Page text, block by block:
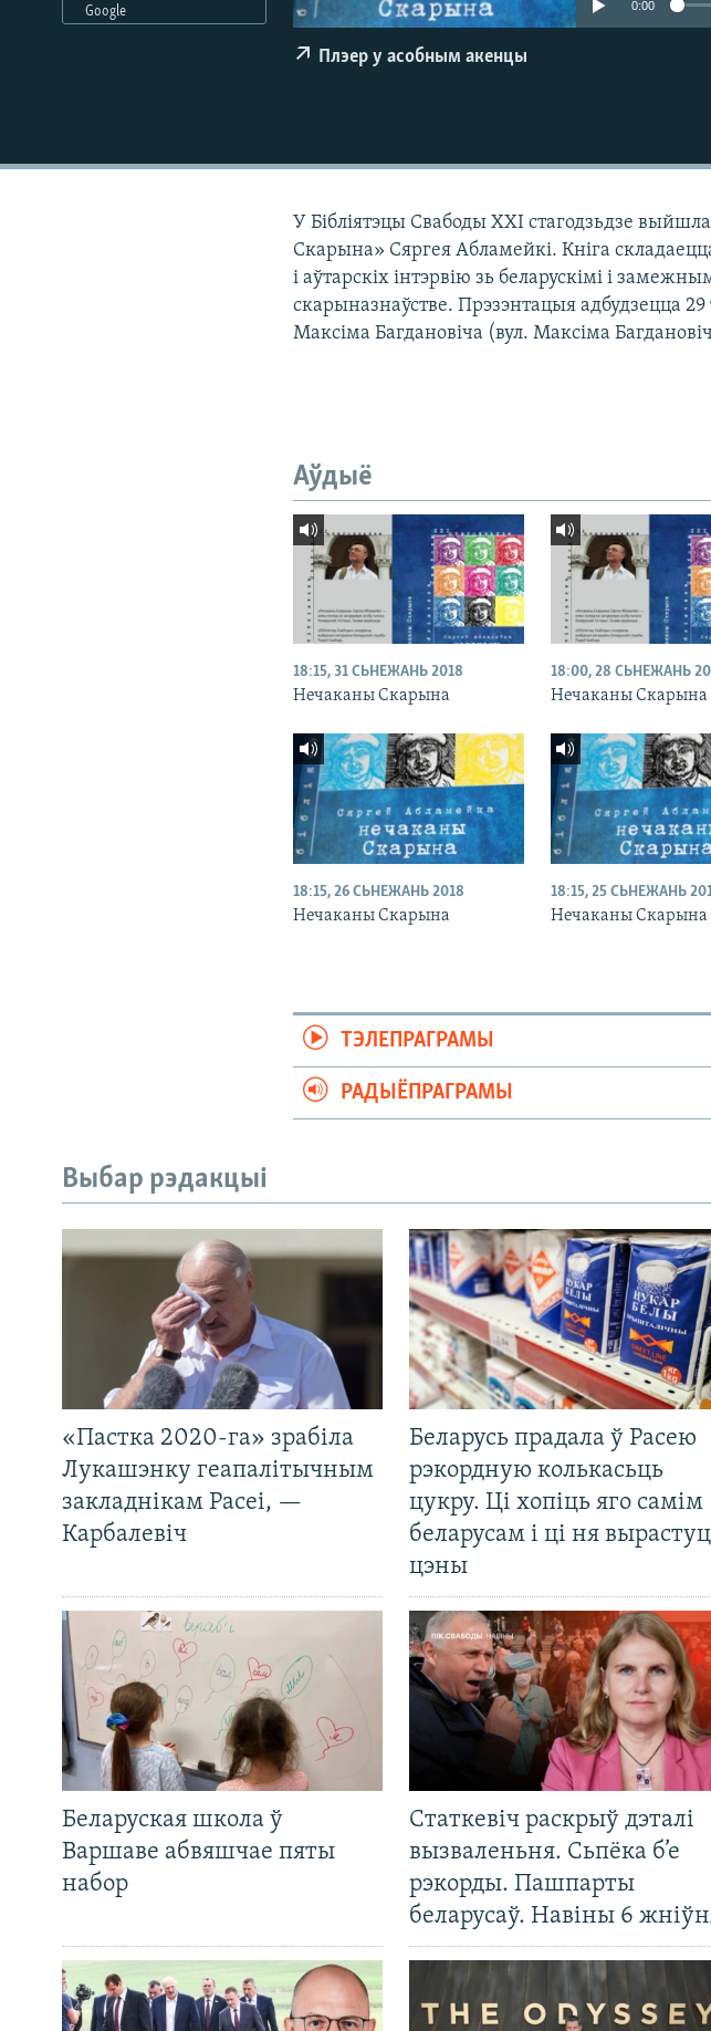
0:00
Плэер у асобным акенцы
Google
У Бібліятэцы Свабоды ХХІ стагодзьдзе
Скарына» Сяргея Абламейкі. Кніга
і аўтарскіх інтэрвію зь беларускімі і
скарыназнаўстве. Прэзэнтацыя адбудзецца
Максіма Багдановіча (вул. Максіма
Аўдыё
18:15, 31 СЬНЕЖАНЬ 2018
Нечаканы Скарына
18:00, 28 СЬНЕЖАНЬ
Нечаканы Скарына
18:15, 26 СЬНЕЖАНЬ 2018
Нечаканы Скарына
18:15, 25 СЬНЕЖАНЬ
Нечаканы Скарына
ТЭЛЕПРАГРАМЫ
РАДЫЁПРАГРАМЫ
Выбар рэдакцыі
«Пастка 2020-га» зрабіла
Лукашэнку геапалітычным
закладнікам Расеі, —
Карбалевіч
Беларусь прадала ў Расею
рэкордную колькасьць
цукру. Ці хопіць яго самім
беларусам і ці ня
цэны
Беларуская школа ў
Варшаве абвяшчае пяты
набор
Статкевіч раскрыў дэталі
вызваленьня. Сьпёка б’е
рэкорды. Пашпарты
беларусаў. Навіны 6